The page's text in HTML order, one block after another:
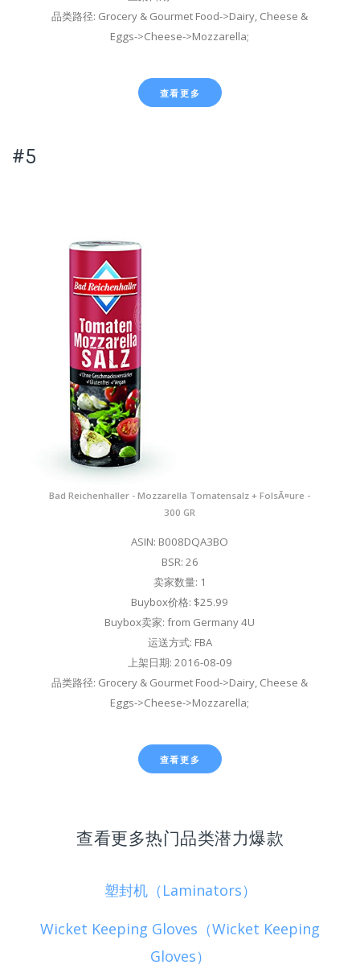
品类路径: Grocery & Gourmet Food->Dairy, Cheese &
Eggs->Cheese->Mozzarella;
查看更多
#5
Bad Reichenhaller - Mozzarella Tomatensalz + FolsÃ¤ure -
300 GR
ASIN: B008DQA3BO
BSR: 26
卖家数量: 1
Buybox价格: $25.99
Buybox卖家: from Germany 4U
运送方式: FBA
上架日期: 2016-08-09
品类路径: Grocery & Gourmet Food->Dairy, Cheese &
Eggs->Cheese->Mozzarella;
查看更多
查看更多热门品类潜力爆款
塑封机（Laminators）
Wicket Keeping Gloves（Wicket Keeping
Gloves）